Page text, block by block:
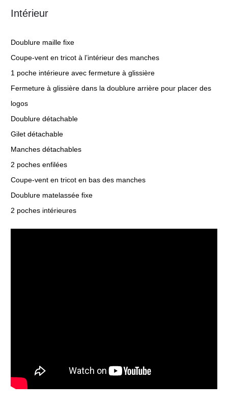
Intérieur
Doublure maille fixe
Coupe-vent en tricot à l’intérieur des manches
1 poche intérieure avec fermeture à glissière
Fermeture à glissière dans la doublure arrière pour placer des
logos
Doublure détachable
Gilet détachable
Manches détachables
2 poches enfilées
Coupe-vent en tricot en bas des manches
Doublure matelassée fixe
2 poches intérieures